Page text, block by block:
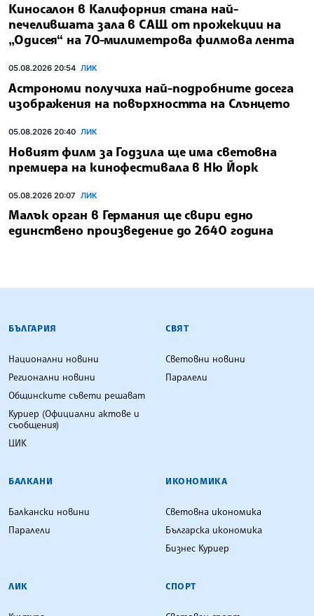
Киносалон в Калифорния стана най-
печелившата зала в САЩ от прожекции на
„Одисея“ на 70-милиметрова филмова лента
05.08.2026 20:54 ЛИК
Астрономи получиха най-подробните досега
изображения на повърхността на Слънцето
05.08.2026 20:40 ЛИК
Новият филм за Годзила ще има световна
премиера на кинофестивала в Ню Йорк
05.08.2026 20:07 ЛИК
Малък орган в Германия ще свири едно
единствено произведение до 2640 година
БЪЛГАРСКА ТЕЛЕГРАФНА АГЕНЦИЯ
БЪЛГАРИЯ
Национални новини
Регионални новини
Общинските съвети решават
Куриер (Официални актове и
съобщения)
ЦИК
СВЯТ
Световни новини
Паралели
БАЛКАНИ
Балкански новини
Паралели
ИКОНОМИКА
Световна икономика
Българска икономика
Бизнес Куриер
ЛИК СПОРТ